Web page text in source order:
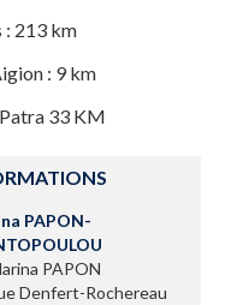
: 213 km
: 9 km
33 KM
PAPON-
PAPON
Denfert-Rochereau